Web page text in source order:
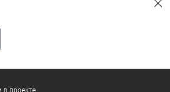
в проекте